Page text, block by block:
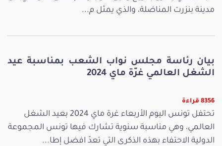
مدينة بنزرت المناضلة، والذي يمثل م...
بيان رئاسة مجلس نواب الشعب بمناسبة عيد
الشغل العالمي غرّة ماي 2024
8356 قراءة
تحتفل تونس اليوم الأربعاء غرة ماي 2024 بعيد الشغل
العالمي، وهي مناسبة سنوية تشارك فيها تونس المجموعة
الدولية الاحتفاء بهذه الذكرى التي تعدّ افضل إطا...